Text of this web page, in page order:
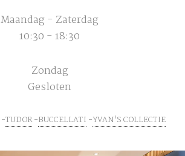
Maandag - Zaterdag
10:30 - 18:30
Zondag
Gesloten
TUDOR BUCCELLATI YVAN'S COLLECTIE